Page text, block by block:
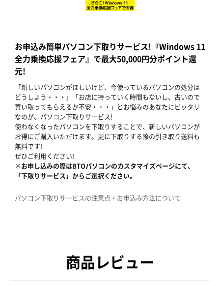
お申込み簡単パソコン下取りサービス!『Windows 11
全力乗換応援フェア』で最大50,000円分ポイント還
元!
「新しいパソコンがほしいけど、今使っているパソコンの処分は
どうしよう・・・」「お店に持っていく時間もないし、古いので
買い取ってもらえるか不安・・・」とお悩みのあなたにピッタリ
なのが、パソコン下取りサービス!
使わなくなったパソコンを下取りすることで、新しいパソコンが
お得にご購入いただけます。更に下取りする際の引き取り送料も
無料です!
ぜひご利用ください!
※お申し込みの際はBTOパソコンのカスタマイズページにて、
「下取りサービス」からご選択ください。
パソコン下取りサービスの注意点・お申込み方法について
商品レビュー